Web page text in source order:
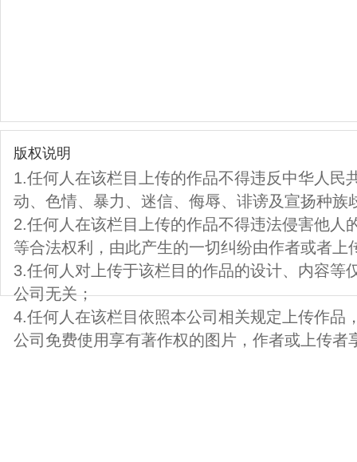
版权说明
1.任何人在该栏目上传的作品不得违反中华人民
动、色情、暴力、迷信、侮辱、诽谤及宣扬种族
2.任何人在该栏目上传的作品不得违法侵害他人
等合法权利，由此产生的一切纠纷由作者或者上
3.任何人对上传于该栏目的作品的设计、内容等
公司无关；
4.任何人在该栏目依照本公司相关规定上传作品
公司免费使用享有著作权的图片，作者或上传者